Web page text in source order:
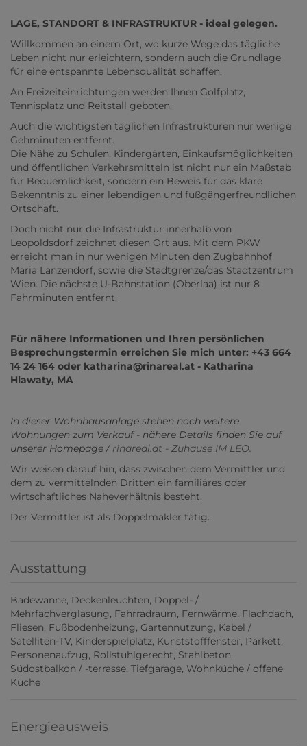
LAGE, STANDORT & INFRASTRUKTUR - ideal gelegen.
Willkommen an einem Ort, wo kurze Wege das tägliche
Leben nicht nur erleichtern, sondern auch die Grundlage
für eine entspannte Lebensqualität schaffen.
An Freizeiteinrichtungen werden Ihnen Golfplatz,
Tennisplatz und Reitstall geboten.
Auch die wichtigsten täglichen Infrastrukturen nur wenige
Gehminuten entfernt.
Die Nähe zu Schulen, Kindergärten, Einkaufsmöglichkeiten
und öffentlichen Verkehrsmitteln ist nicht nur ein Maßstab
für Bequemlichkeit, sondern ein Beweis für das klare
Bekenntnis zu einer lebendigen und fußgängerfreundlichen
Ortschaft.
Doch nicht nur die Infrastruktur innerhalb von
Leopoldsdorf zeichnet diesen Ort aus. Mit dem PKW
erreicht man in nur wenigen Minuten den Zugbahnhof
Maria Lanzendorf, sowie die Stadtgrenze/das Stadtzentrum
Wien. Die nächste U-Bahnstation (Oberlaa) ist nur 8
Fahrminuten entfernt.
Für nähere Informationen und Ihren persönlichen
Besprechungstermin erreichen Sie mich unter: +43 664
14 24 164 oder katharina@rinareal.at - Katharina
Hlawaty, MA
In dieser Wohnhausanlage stehen noch weitere
Wohnungen zum Verkauf - nähere Details finden Sie auf
unserer Homepage / rinareal.at - Zuhause IM LEO.
Wir weisen darauf hin, dass zwischen dem Vermittler und
dem zu vermittelnden Dritten ein familiäres oder
wirtschaftliches Naheverhältnis besteht.
Der Vermittler ist als Doppelmakler tätig.
Ausstattung
Badewanne Deckenleuchten Doppel- /
Mehrfachverglasung Fahrradraum Fernwärme Flachdach
Fliesen Fußbodenheizung Gartennutzung Kabel /
Satelliten-TV Kinderspielplatz Kunststofffenster Parkett
Personenaufzug Rollstuhlgerecht Stahlbeton
Südostbalkon / -terrasse Tiefgarage Wohnküche / offene
Küche
Energieausweis